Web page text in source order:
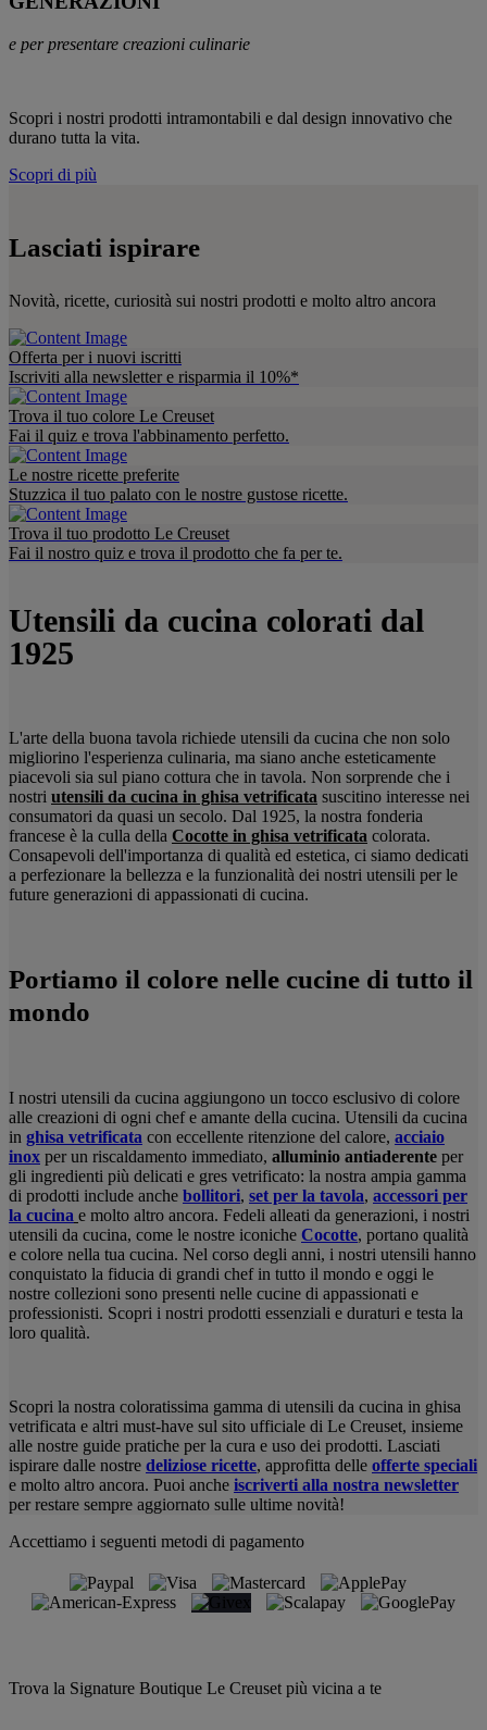
e per presentare creazioni culinarie
Scopri i nostri prodotti intramontabili e dal design innovativo che
durano tutta la vita.
Scopri di più
Lasciati ispirare
Novità, ricette, curiosità sui nostri prodotti e molto altro ancora
Offerta per i nuovi iscritti
Iscriviti alla newsletter e risparmia il 10%*
Trova il tuo colore Le Creuset
Fai il quiz e trova l'abbinamento perfetto.
Le nostre ricette preferite
Stuzzica il tuo palato con le nostre gustose ricette.
Trova il tuo prodotto Le Creuset
Fai il nostro quiz e trova il prodotto che fa per te.
Utensili da cucina colorati dal
1925
L'arte della buona tavola richiede utensili da cucina che non solo
migliorino l'esperienza culinaria, ma siano anche esteticamente
piacevoli sia sul piano cottura che in tavola. Non sorprende che i
nostri utensili da cucina in ghisa vetrificata suscitino interesse nei
consumatori da quasi un secolo. Dal 1925, la nostra fonderia
francese è la culla della Cocotte in ghisa vetrificata colorata.
Consapevoli dell'importanza di qualità ed estetica, ci siamo dedicati
a perfezionare la bellezza e la funzionalità dei nostri utensili per le
future generazioni di appassionati di cucina.
Portiamo il colore nelle cucine di tutto il
mondo
I nostri utensili da cucina aggiungono un tocco esclusivo di colore
alle creazioni di ogni chef e amante della cucina. Utensili da cucina
in ghisa vetrificata con eccellente ritenzione del calore, acciaio
inox per un riscaldamento immediato, alluminio antiaderente per
gli ingredienti più delicati e gres vetrificato: la nostra ampia gamma
di prodotti include anche bollitori, set per la tavola, accessori per
la cucina e molto altro ancora. Fedeli alleati da generazioni, i nostri
utensili da cucina, come le nostre iconiche Cocotte, portano qualità
e colore nella tua cucina. Nel corso degli anni, i nostri utensili hanno
conquistato la fiducia di grandi chef in tutto il mondo e oggi le
nostre collezioni sono presenti nelle cucine di appassionati e
professionisti. Scopri i nostri prodotti essenziali e duraturi e testa la
loro qualità.
Scopri la nostra coloratissima gamma di utensili da cucina in ghisa
vetrificata e altri must-have sul sito ufficiale di Le Creuset, insieme
alle nostre guide pratiche per la cura e uso dei prodotti. Lasciati
ispirare dalle nostre deliziose ricette, approfitta delle offerte speciali
e molto altro ancora. Puoi anche iscriverti alla nostra newsletter
per restare sempre aggiornato sulle ultime novità!
Accettiamo i seguenti metodi di pagamento
Trova la Signature Boutique Le Creuset più vicina a te